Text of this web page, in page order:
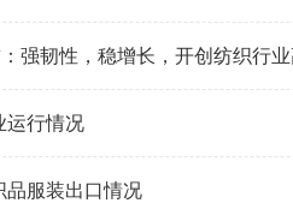
强韧性，稳增长，开创纺织行
运行情况
品服装出口情况